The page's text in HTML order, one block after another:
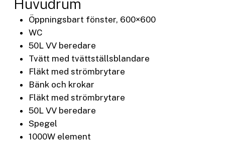
Huvudrum
Öppningsbart fönster, 600×600
WC
50L VV beredare
Tvätt med tvättställsblandare
Fläkt med strömbrytare
Bänk och krokar
Fläkt med strömbrytare
50L VV beredare
Spegel
1000W element